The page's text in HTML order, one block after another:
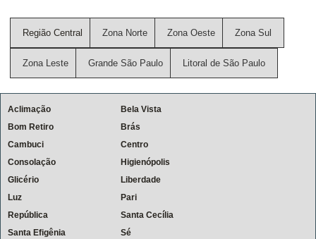
Região Central Zona Norte Zona Oeste Zona Sul
Zona Leste Grande São Paulo Litoral de São Paulo
Aclimação
Bela Vista
Bom Retiro
Brás
Cambuci
Centro
Consolação
Higienópolis
Glicério
Liberdade
Luz
Pari
República
Santa Cecília
Santa Efigênia
Sé